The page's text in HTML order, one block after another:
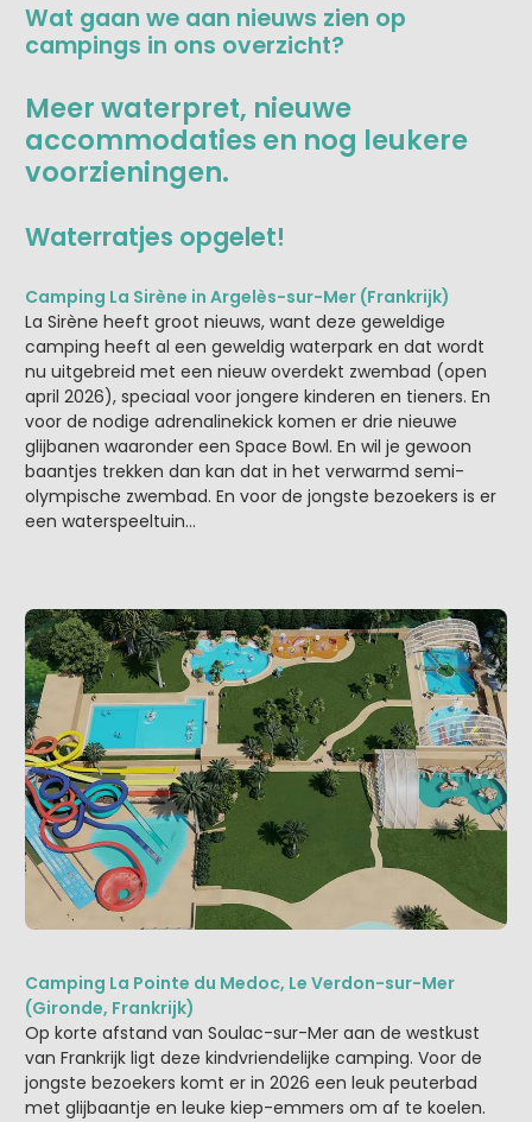
Wat gaan we aan nieuws zien op
campings in ons overzicht?
Meer waterpret, nieuwe
accommodaties en nog leukere
voorzieningen.
Waterratjes opgelet!
Camping La Sirène in Argelès-sur-Mer (Frankrijk)
La Sirène heeft groot nieuws, want deze geweldige
camping heeft al een geweldig waterpark en dat wordt
nu uitgebreid met een nieuw overdekt zwembad (open
april 2026), speciaal voor jongere kinderen en tieners. En
voor de nodige adrenalinekick komen er drie nieuwe
glijbanen waaronder een Space Bowl. En wil je gewoon
baantjes trekken dan kan dat in het verwarmd semi-
olympische zwembad. En voor de jongste bezoekers is er
een waterspeeltuin…
Camping La Pointe du Medoc, Le Verdon-sur-Mer
(Gironde, Frankrijk)
Op korte afstand van Soulac-sur-Mer aan de westkust
van Frankrijk ligt deze kindvriendelijke camping. Voor de
jongste bezoekers komt er in 2026 een leuk peuterbad
met glijbaantje en leuke kiep-emmers om af te koelen.